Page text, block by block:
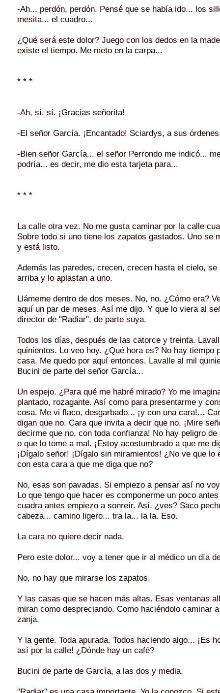
-Ah... perdón, perdón. Pensé que se había ido... los
mesita... el cuadro...
¿Qué será este dolor? Juego con los dedos en la
existe el tiempo. Me meto en la carpa...
* * *
-Ah, sí, sí. ¡Gracias señorita!
-El señor García. ¡Encantado! Sciardys, a sus
-Bien señor García... el señor Perrondo me indicó...
podría... es decir, me dio esta tarjeta para...
* * *
La calle otra vez. No me gusta caminar por la calle
Sobre todo si uno tiene los zapatos gastados. Uno se
y está listo.
Además las paredes, crecen, crecen hasta el cielo, se
arriba y lo aplastan a uno.
Llámeme dentro de dos meses. No, no. ¿Cómo era?
aquí un par de meses. Así me dijo. Y que lo viera al
director de "Radiar", de parte suya.
Todos los días, después de las catorce y treinta.
quinientos. Lo veo hoy. ¿Qué hora es? No hay tiempo
casa. Me quedo por aquí entonces. Lavalle al mil
Bucini de parte del señor García...
Un espejo. ¿Para qué me habré mirado? Yo me
plantado, rozagante. Así como para presentarme y
cosa. Me vi flaco, desgarbado... ¡y con una cara!...
digan que no. Cara que invita a decir que no. ¡Mire
decirme que no, con toda confianza! No hay peligro de
o que lo tome a mal. ¡Estoy acostumbrado a que me
¡Dígalo señor! ¡Dígalo sin miramientos! ¿No ve que lo
con esta cara a que me diga que no?
No, esas son pavadas. Si empiezo a pensar así no
Lo que tengo que hacer es componerme un poco
cuadra antes empiezo a sonreír. Así, ¿ves? Saco
cabeza... camino ligero... tra la... la la. Eso.
La cara no quiere decir nada.
Pero este dolor... voy a tener que ir al médico un día
No, no hay que mirarse los zapatos.
Y las casas que se hacen más altas. Esas ventanas
miran como despreciando. Como haciéndolo caminar
zanja.
Y la gente. Toda apurada. Todos haciendo algo... ¡Es
así por la calle! ¿Dónde hay un café?
Bucini de parte de García, a las dos y media.